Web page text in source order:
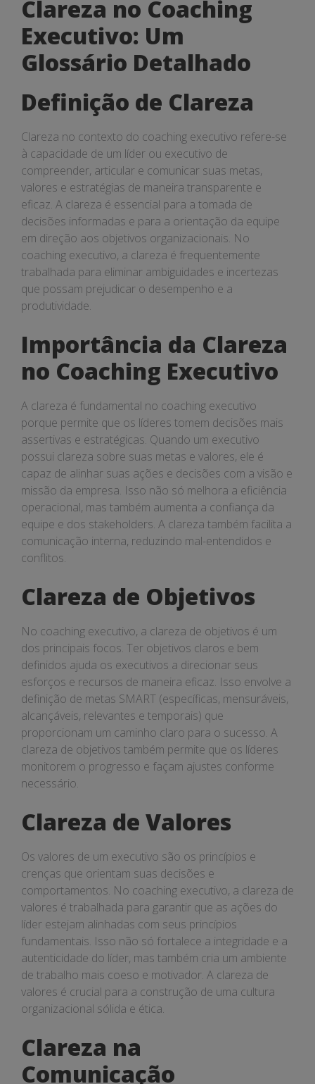
Clareza no Coaching
Executivo: Um
Glossário Detalhado
Definição de Clareza
Clareza no contexto do coaching executivo refere-se
à capacidade de um líder ou executivo de
compreender, articular e comunicar suas metas,
valores e estratégias de maneira transparente e
eficaz. A clareza é essencial para a tomada de
decisões informadas e para a orientação da equipe
em direção aos objetivos organizacionais. No
coaching executivo, a clareza é frequentemente
trabalhada para eliminar ambiguidades e incertezas
que possam prejudicar o desempenho e a
produtividade.
Importância da Clareza
no Coaching Executivo
A clareza é fundamental no coaching executivo
porque permite que os líderes tomem decisões mais
assertivas e estratégicas. Quando um executivo
possui clareza sobre suas metas e valores, ele é
capaz de alinhar suas ações e decisões com a visão e
missão da empresa. Isso não só melhora a eficiência
operacional, mas também aumenta a confiança da
equipe e dos stakeholders. A clareza também facilita a
comunicação interna, reduzindo mal-entendidos e
conflitos.
Clareza de Objetivos
No coaching executivo, a clareza de objetivos é um
dos principais focos. Ter objetivos claros e bem
definidos ajuda os executivos a direcionar seus
esforços e recursos de maneira eficaz. Isso envolve a
definição de metas SMART (específicas, mensuráveis,
alcançáveis, relevantes e temporais) que
proporcionam um caminho claro para o sucesso. A
clareza de objetivos também permite que os líderes
monitorem o progresso e façam ajustes conforme
necessário.
Clareza de Valores
Os valores de um executivo são os princípios e
crenças que orientam suas decisões e
comportamentos. No coaching executivo, a clareza de
valores é trabalhada para garantir que as ações do
líder estejam alinhadas com seus princípios
fundamentais. Isso não só fortalece a integridade e a
autenticidade do líder, mas também cria um ambiente
de trabalho mais coeso e motivador. A clareza de
valores é crucial para a construção de uma cultura
organizacional sólida e ética.
Clareza na
Comunicação